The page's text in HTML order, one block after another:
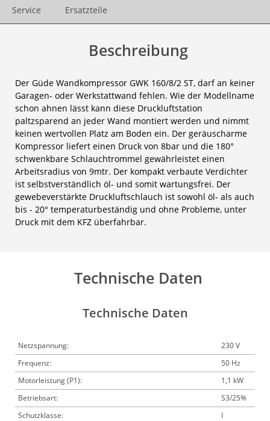
Service Ersatzteile
Beschreibung
Der Güde Wandkompressor GWK 160/8/2 ST, darf an keiner
Garagen- oder Werkstattwand fehlen. Wie der Modellname
schon ahnen lässt kann diese Druckluftstation
paltzsparend an jeder Wand montiert werden und nimmt
keinen wertvollen Platz am Boden ein. Der geräuscharme
Kompressor liefert einen Druck von 8bar und die 180°
schwenkbare Schlauchtrommel gewährleistet einen
Arbeitsradius von 9mtr. Der kompakt verbaute Verdichter
ist selbstverständlich öl- und somit wartungsfrei. Der
gewebeverstärkte Druckluftschlauch ist sowohl öl- als auch
bis - 20° temperaturbeständig und ohne Probleme, unter
Druck mit dem KFZ überfahrbar.
Technische Daten
Technische Daten
Netzspannung:
230 V
Frequenz:
50 Hz
Motorleistung (P1):
1,1 kW
Betriebsart:
S3/25%
Schutzklasse:
I